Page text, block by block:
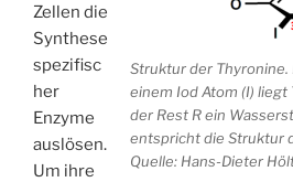
Struktur der
einem Iod Atom (I) liegt
der Rest R ein
entspricht die Struktur
Quelle: Hans-Dieter
Zellen die
Synthese
spezifisc
her
Enzyme
auslösen.
Um ihre